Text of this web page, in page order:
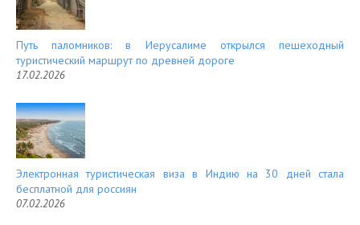
Путь паломников: в Иерусалиме открылся пешеходный
туристический маршрут по древней дороге
17.02.2026
Электронная туристическая виза в Индию на 30 дней стала
бесплатной для россиян
07.02.2026